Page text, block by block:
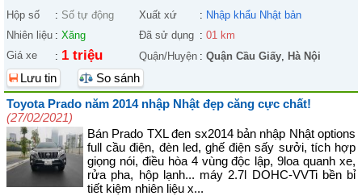
Hộp số : Số tự động Xuất xứ : Nhập khẩu Nhật bản
Nhiên liệu : Xăng Đã sử dụng : 01 km
Giá xe
: 1 triệu Quận/Huyện : Quận Cầu Giấy, Hà Nội
Lưu tin
So sánh
Toyota Prado năm 2014 nhập Nhật đẹp căng cực chất!
(27/02/2021)
Bán Prado TXL đen sx2014 bản nhập Nhật options
full cầu điện, đèn led, ghế điện sấy sưởi, tích hợp
giọng nói, điều hòa 4 vùng độc lập, 9loa quanh xe,
rửa pha, hộp lạnh... máy 2.7l DOHC-VVTi bền bỉ
tiết kiệm nhiên liệu x...